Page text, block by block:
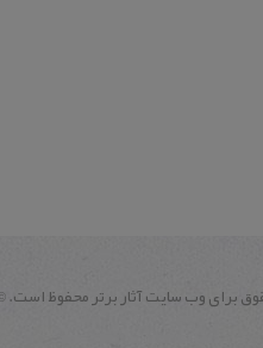
برای وب سايت آثار برتر محفوظ است.